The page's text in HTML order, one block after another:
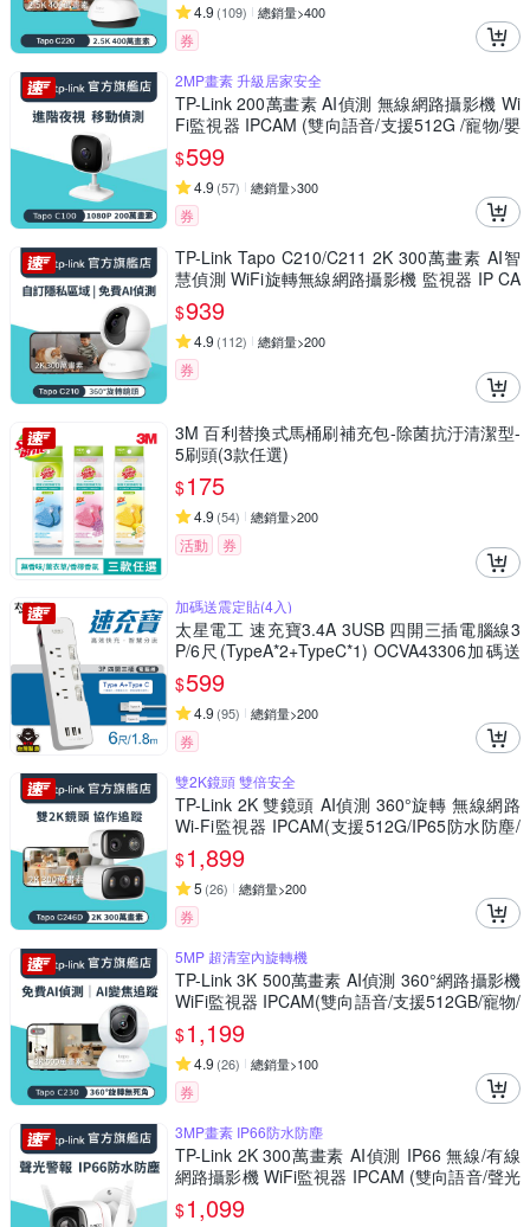
4.9 (109) 總銷量>400
券
2MP畫素 升級居家安全
TP-Link 200萬畫素 AI偵測 無線網路攝影機 Wi
Fi監視器 IPCAM (雙向語音/支援512G /寵物/嬰
兒/長輩/Tapo C100)
$599
4.9 (57) 總銷量>300
券
TP-Link Tapo C210/C211 2K 300萬畫素 AI智
慧偵測 WiFi旋轉無線網路攝影機 監視器 IP CA
M(360°旋轉/哭聲偵測/支援512G)
$939
4.9 (112) 總銷量>200
券
3M 百利替換式馬桶刷補充包-除菌抗汙清潔型-
5刷頭(3款任選)
$175
4.9 (54) 總銷量>200
活動 券
加碼送震定貼(4入)
太星電工 速充寶3.4A 3USB 四開三插電腦線3
P/6尺(TypeA*2+TypeC*1) OCVA43306加碼送
震定貼(4入)
$599
4.9 (95) 總銷量>200
券
雙2K鏡頭 雙倍安全
TP-Link 2K 雙鏡頭 AI偵測 360°旋轉 無線網路
Wi-Fi監視器 IPCAM(支援512G/IP65防水防塵/
Tapo C246D)
$1,899
5 (26) 總銷量>200
券
5MP 超清室內旋轉機
TP-Link 3K 500萬畫素 AI偵測 360°網路攝影機
WiFi監視器 IPCAM(雙向語音/支援512GB/寵物/
嬰兒/長輩/Tapo C230 )
$1,199
4.9 (26) 總銷量>100
券
3MP畫素 IP66防水防塵
TP-Link 2K 300萬畫素 AI偵測 IP66 無線/有線
網路攝影機 WiFi監視器 IPCAM (雙向語音/聲光
警報/Tapo C310)
$1,099